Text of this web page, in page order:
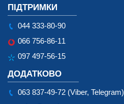
ПІДТРИМКИ
044 333-80-90
066 756-86-11
097 497-56-15
ДОДАТКОВО
063 837-49-72 (Viber, Telegram)